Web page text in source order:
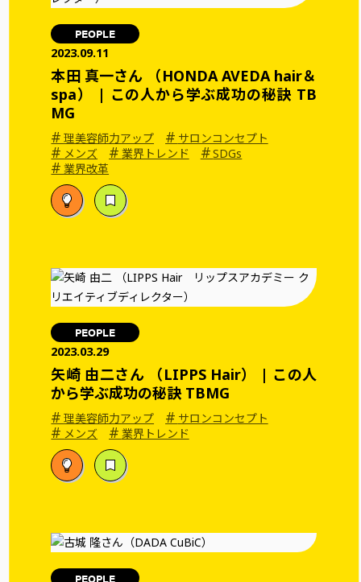
PEOPLE
2023.09.11
本田 真一さん （HONDA AVEDA hair＆
spa） | この人から学ぶ成功の秘訣 TB
MG
#理美容師力アップ # サロンコンセプト
# メンズ # 業界トレンド #SDGs
#業界改革
PEOPLE
2023.03.29
矢崎 由二さん （LIPPS Hair） | この人
から学ぶ成功の秘訣 TBMG
#理美容師力アップ # サロンコンセプト
# メンズ # 業界トレンド
PEOPLE